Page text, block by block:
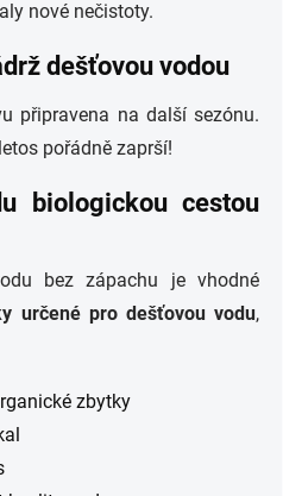
nové nečistoty.
dešťovou vodou
připravena na další sezónu.
pořádně zaprší!
biologickou cestou
bez zápachu je vhodné
určené pro dešťovou vodu,
zbytky